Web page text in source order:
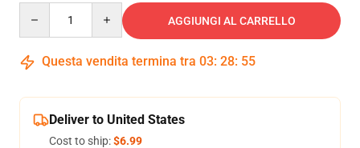
AGGIUNGI AL CARRELLO
Questa vendita termina tra 03: 28: 54
Deliver to United States
Cost to ship:$6.99